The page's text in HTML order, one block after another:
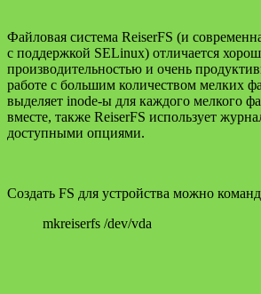
Файловая система ReiserFS (и
с поддержкой SELinux) отличается
производительностью и очень
работе с большим количеством мелких
выделяет inode-ы для каждого мелкого
вместе, также ReiserFS использует
доступными опциями.
Создать FS для устройства можно
mkreiserfs /dev/vda